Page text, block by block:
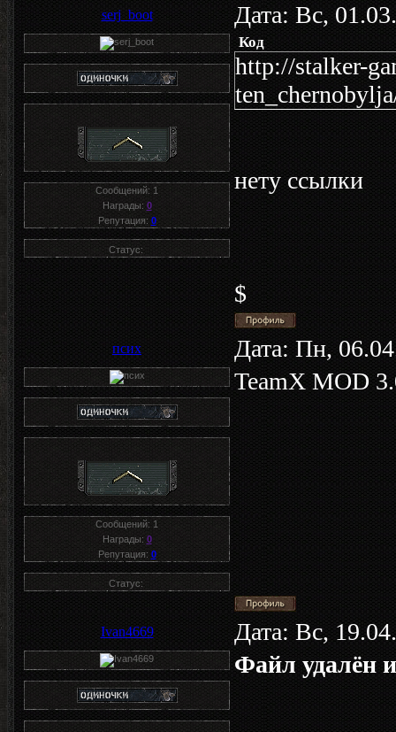
serj_boot Дата: Вс,
Сообщений: 1
Награды: 0
Репутация: 0
Статус:
Код
http://stalker-
нету ссылки
$
псих Дата: Пн,
Сообщений: 1
Награды: 0
Репутация: 0
Статус:
TeamX MOD
Ivan4669 Дата: Вс,
Файл удалён